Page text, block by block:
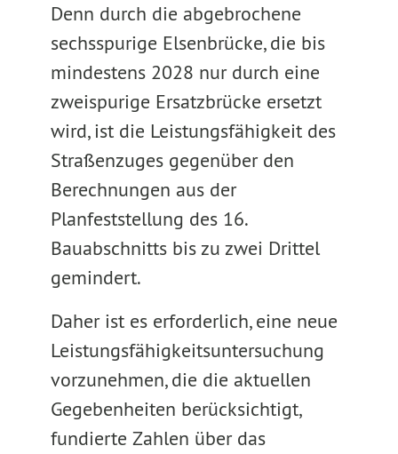
Denn durch die abgebrochene
sechsspurige Elsenbrücke, die bis
mindestens 2028 nur durch eine
zweispurige Ersatzbrücke ersetzt
wird, ist die Leistungsfähigkeit des
Straßenzuges gegenüber den
Berechnungen aus der
Planfeststellung des 16.
Bauabschnitts bis zu zwei Drittel
gemindert.
Daher ist es erforderlich, eine neue
Leistungsfähigkeitsuntersuchung
vorzunehmen, die die aktuellen
Gegebenheiten berücksichtigt,
fundierte Zahlen über das